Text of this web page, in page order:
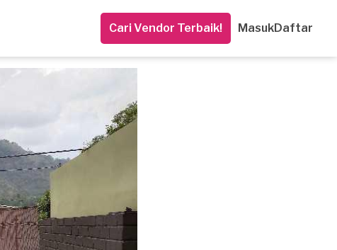
Cari Vendor Terbaik! MasukDaftar